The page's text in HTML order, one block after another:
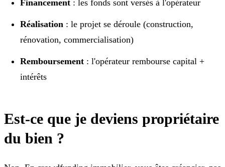
Financement : les fonds sont versés à l'opérateur
Réalisation : le projet se déroule (construction,
rénovation, commercialisation)
Remboursement : l'opérateur rembourse capital +
intérêts
Est-ce que je deviens propriétaire
du bien ?